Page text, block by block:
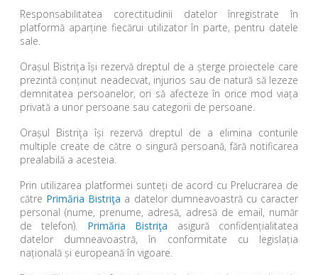
Responsabilitatea corectitudinii datelor înregistrate în
platformă aparține fiecărui utilizator în parte, pentru datele
sale.
Orașul Bistriţa își rezervă dreptul de a șterge proiectele care
prezintă conținut neadecvat, injurios sau de natură să lezeze
demnitatea persoanelor, ori să afecteze în orice mod viața
privată a unor persoane sau categorii de persoane.
Orașul Bistriţa își rezervă dreptul de a elimina conturile
multiple create de către o singură persoană, fără notificarea
prealabilă a acesteia.
Prin utilizarea platformei sunteți de acord cu Prelucrarea de
către Primăria Bistriţa a datelor dumneavoastră cu caracter
personal (nume, prenume, adresă, adresă de email, număr
de telefon). Primăria Bistriţa asigură confidențialitatea
datelor dumneavoastră, în conformitate cu legislația
națională și europeană în vigoare.